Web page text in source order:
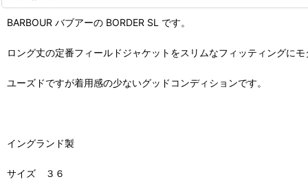
BARBOUR バブアーの BORDER SL です。
ロング丈の定番フィールドジャケットをスリムなフィッティングにモ
ユーズドですが着用感の少ないグッドコンディションです。
イングランド製
サイズ ３６